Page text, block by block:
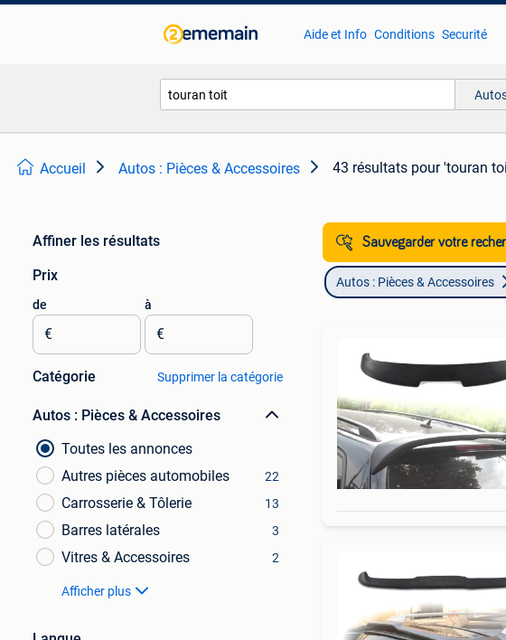
Aide et Info Conditions Securité
Accueil Autos : Pièces & Accessoires 43 résultats pour 'touran
Affiner les résultats
Prix
de
€
à
€
Catégorie Supprimer la catégorie
Autos : Pièces & Accessoires
Toutes les annonces
Autres pièces automobiles
22
Carrosserie & Tôlerie 13
Barres latérales 3
Vitres & Accessoires 2
Afficher plus
Sauvegarder votre
Autos : Pièces & Accessoires